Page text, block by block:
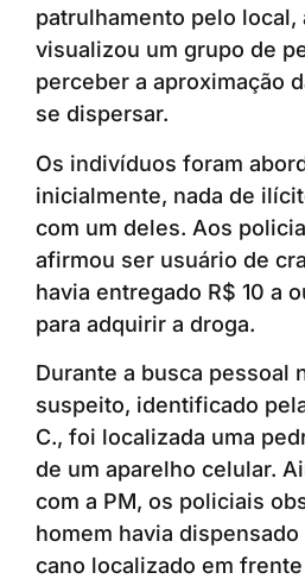
patrulhamento pelo local,
visualizou um grupo de
perceber a aproximação
se dispersar.
Os indivíduos foram
inicialmente, nada de
com um deles. Aos
afirmou ser usuário de
havia entregado R$ 10 a
para adquirir a droga.
Durante a busca pessoal
suspeito, identificado
C., foi localizada uma
de um aparelho celular.
com a PM, os policiais
homem havia
cano localizado em